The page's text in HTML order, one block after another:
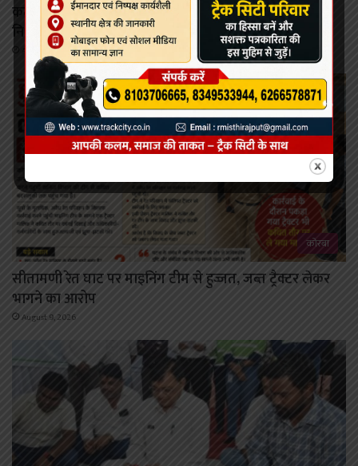
कटघोरा में पहली बार मनोरोग एवं त्वचा रोग विशेषज्ञों की
नि:शुल्क ओपीडी 11 अगस्त को
August 9, 2026
कोरबा
सीतामणी रेत घाट पर माइनिंग टीम से हुज्जत, जब्त ट्रैक्टर लेकर
भागने का आरोप
August 9, 2026